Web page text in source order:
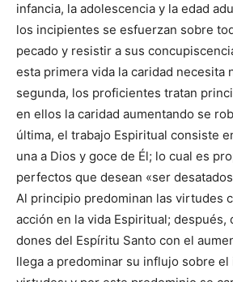
infancia, la adolescencia y la edad
los incipientes se esfuerzan sobre
pecado y resistir a sus
esta primera vida la caridad necesita
segunda, los proficientes tratan
en ellos la caridad aumentando se
última, el trabajo Espiritual consiste
una a Dios y goce de Él; lo cual es
perfectos que desean «ser
Al principio predominan las virtudes
acción en la vida Espiritual; después,
dones del Espíritu Santo con el
llega a predominar su influjo sobre el